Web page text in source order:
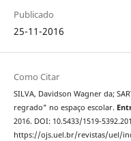
Publicado
25-11-2016
Como Citar
SILVA, Davidson Wagner da;
regrado" no espaço escolar.
2016. DOI: 10.5433/1519-
https://ojs.uel.br/revistas/uel/